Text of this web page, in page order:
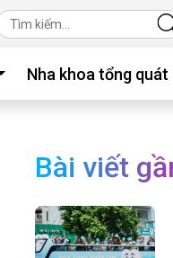
Nha khoa tổng quát
Bài viết